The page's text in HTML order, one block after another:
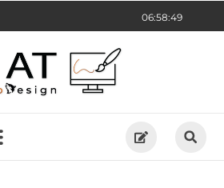
06:58:50